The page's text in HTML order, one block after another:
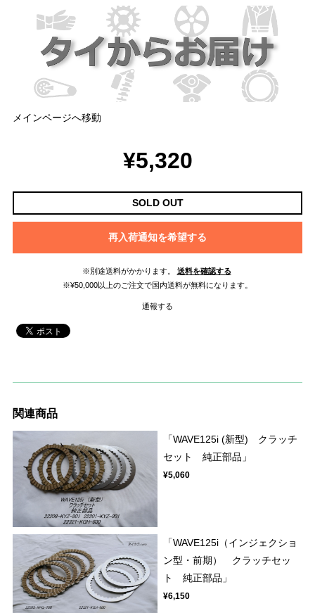
メインページへ移動
¥5,320
SOLD OUT
再入荷通知を希望する
※別途送料がかかります。
送料を確認する
※¥50,000以上のご注文で国内送料が無料になります。
通報する
関連商品
「WAVE125i (新型) クラッチ
セット 純正部品」
¥5,060
「WAVE125i（インジェクショ
ン型・前期） クラッチセッ
ト 純正部品」
¥6,150